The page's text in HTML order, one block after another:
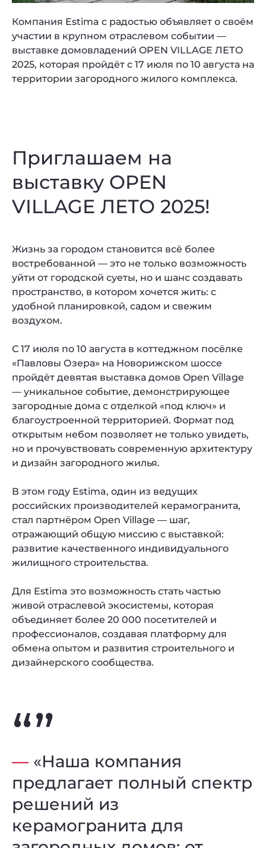
Компания Estima с радостью объявляет о своём
участии в крупном отраслевом событии —
выставке домовладений OPEN VILLAGE ЛЕТО
2025, которая пройдёт с 17 июля по 10 августа на
территории загородного жилого комплекса.
Приглашаем на
выставку OPEN
VILLAGE ЛЕТО 2025!
Жизнь за городом становится всё более
востребованной — это не только возможность
уйти от городской суеты, но и шанс создавать
пространство, в котором хочется жить: с
удобной планировкой, садом и свежим
воздухом.
С 17 июля по 10 августа в коттеджном посёлке
«Павловы Озера» на Новорижском шоссе
пройдёт девятая выставка домов Open Village
— уникальное событие, демонстрирующее
загородные дома с отделкой «под ключ» и
благоустроенной территорией. Формат под
открытым небом позволяет не только увидеть,
но и прочувствовать современную архитектуру
и дизайн загородного жилья.
В этом году Estima, один из ведущих
российских производителей керамогранита,
стал партнёром Open Village — шаг,
отражающий общую миссию с выставкой:
развитие качественного индивидуального
жилищного строительства.
Для Estima это возможность стать частью
живой отраслевой экосистемы, которая
объединяет более 20 000 посетителей и
профессионалов, создавая платформу для
обмена опытом и развития строительного и
дизайнерского сообщества.
— «Наша компания
предлагает полный спектр
решений из
керамогранита для